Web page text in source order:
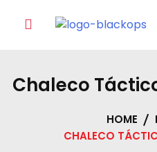
Chaleco
HOME
CHALECO